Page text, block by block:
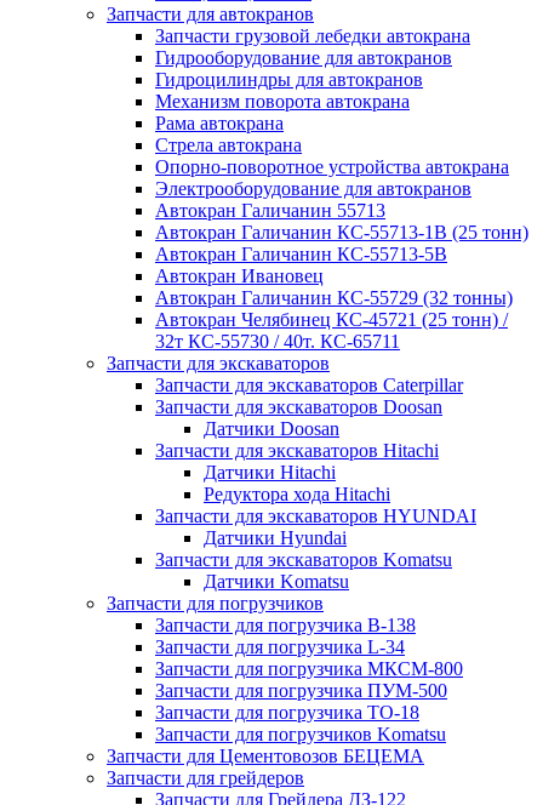
Запчасти для автокранов
Запчасти грузовой лебедки автокрана
Гидрооборудование для автокранов
Гидроцилиндры для автокранов
Механизм поворота автокрана
Рама автокрана
Стрела автокрана
Опорно-поворотное устройства автокрана
Электрооборудование для автокранов
Автокран Галичанин 55713
Автокран Галичанин КС-55713-1В (25 тонн)
Автокран Галичанин КС-55713-5В
Автокран Ивановец
Автокран Галичанин КС-55729 (32 тонны)
Автокран Челябинец КС-45721 (25 тонн) /
32т КС-55730 / 40т. КС-65711
Запчасти для экскаваторов
Запчасти для экскаваторов Caterpillar
Запчасти для экскаваторов Doosan
Датчики Doosan
Запчасти для экскаваторов Hitachi
Датчики Hitachi
Редуктора хода Hitachi
Запчасти для экскаваторов HYUNDAI
Датчики Hyundai
Запчасти для экскаваторов Komatsu
Датчики Komatsu
Запчасти для погрузчиков
Запчасти для погрузчика B-138
Запчасти для погрузчика L-34
Запчасти для погрузчика МКСМ-800
Запчасти для погрузчика ПУМ-500
Запчасти для погрузчика ТО-18
Запчасти для погрузчиков Komatsu
Запчасти для Цементовозов БЕЦЕМА
Запчасти для грейдеров
Запчасти для Грейдера ДЗ-122